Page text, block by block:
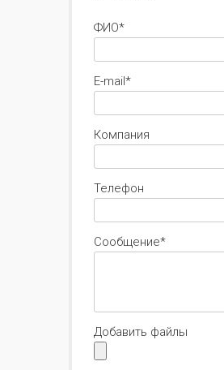
ФИО*
E-mail*
Компания
Телефон
Cообщение*
Добавить файлы